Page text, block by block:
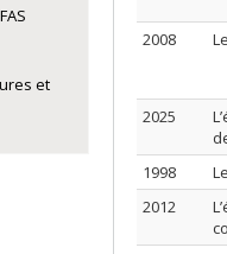
2008
2025
1998
2012
et